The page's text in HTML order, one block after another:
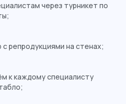
через турникет по
репродукциями на стенах;
к каждому специалисту